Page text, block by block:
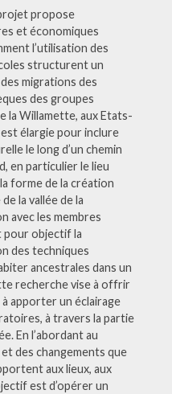
propose
et économiques
l’utilisation des
structurent un
migrations des
des groupes
la Willamette, aux Etats-
élargie pour inclure
le long d’un chemin
en particulier le lieu
forme de la création
la vallée de la
avec les membres
pour objectif la
des techniques
ancestrales dans un
recherche vise à offrir
apporter un éclairage
à travers la partie
En l’abordant au
des changements que
aux lieux, aux
est d’opérer un